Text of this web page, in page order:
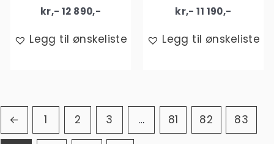
kr,- 12 890,-
Legg til ønskeliste
kr,- 11 190,-
Legg til ønskeliste
← 1 2 3 … 81 82 83